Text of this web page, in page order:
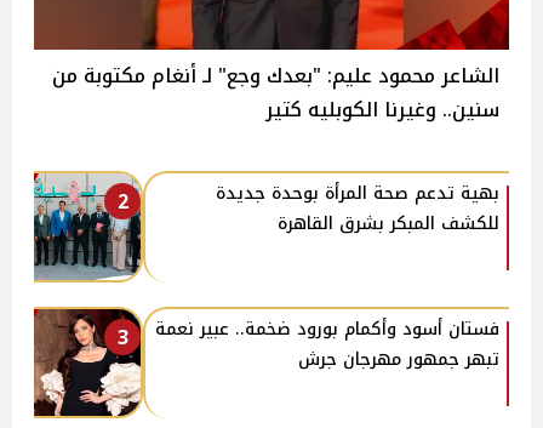
الشاعر محمود عليم: "بعدك وجع" لـ أنغام مكتوبة من
سنين.. وغيرنا الكوبليه كتير
2
بهية تدعم صحة المرأة بوحدة جديدة
للكشف المبكر بشرق القاهرة
3
فستان أسود وأكمام بورود ضخمة.. عبير نعمة
تبهر جمهور مهرجان جرش